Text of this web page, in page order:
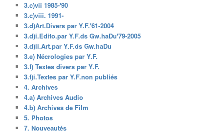
3.c)vii 1985-'90
3.c)viii. 1991-
3.d)Art.Divers par Y.F.'61-2004
3.d)i.Edito.par Y.F.ds Gw.haDu'79-2005
3.d)ii.Art.par Y.F.ds Gw.haDu
3.e) Nécrologies par Y.F.
3.f) Textes divers par Y.F.
3.f)i.Textes par Y.F.non publiés
4. Archives
4.a) Archives Audio
4.b) Archives de Film
5. Photos
7. Nouveautés